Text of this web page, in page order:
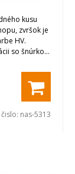
kusu
zvršok je
HV.
so šnúrkou
Vysoká
Kartón
nas-5313